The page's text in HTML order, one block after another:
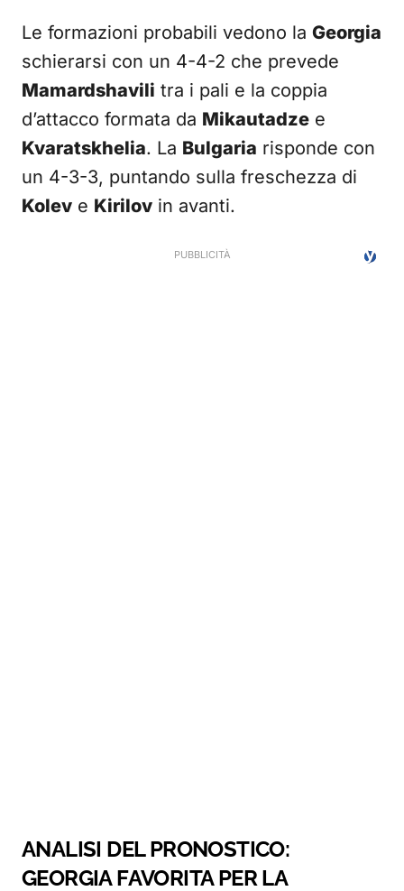
Le formazioni probabili vedono la Georgia
schierarsi con un 4-4-2 che prevede
Mamardshavili tra i pali e la coppia
d’attacco formata da Mikautadze e
Kvaratskhelia. La Bulgaria risponde con
un 4-3-3, puntando sulla freschezza di
Kolev e Kirilov in avanti.
ANALISI DEL PRONOSTICO:
GEORGIA FAVORITA PER LA